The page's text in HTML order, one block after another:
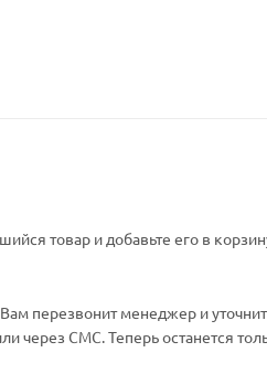
товар и добавьте его в
перезвонит менеджер и уточнит
через СМС. Теперь останется